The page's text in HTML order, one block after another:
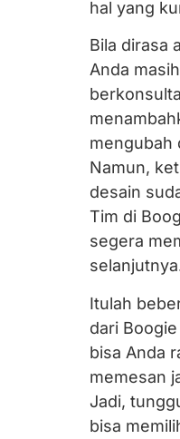
hal yang
Bila dirasa
Anda
mengubah
Namun,
desain
Tim di
segera
Itulah
dari
bisa Anda
memesan
Jadi,
bisa